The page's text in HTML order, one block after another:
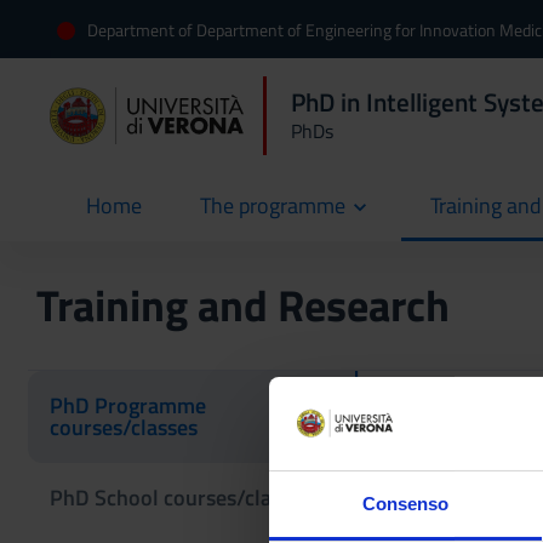
Consenso
Department of Department of Engineering for Innovation
PhD in Intelligent
PhDs
Home
current The programme Training
Training and Research
PhD Programme
courses/classes
PhD School courses/classes Modeling